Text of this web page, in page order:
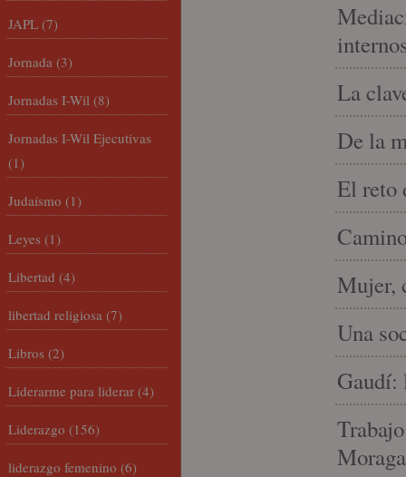
La
De la
El reto
Mujer,
Una
Gaudí:
JAPL (7)
Jornada (3)
Jornadas I-Wil (8)
Jornadas I-Wil Ejecutivas
(1)
Judaísmo (1)
Leyes (1)
Libertad (4)
libertad religiosa (7)
Libros (2)
Liderarme para liderar (4)
Liderazgo (156)
liderazgo femenino (6)